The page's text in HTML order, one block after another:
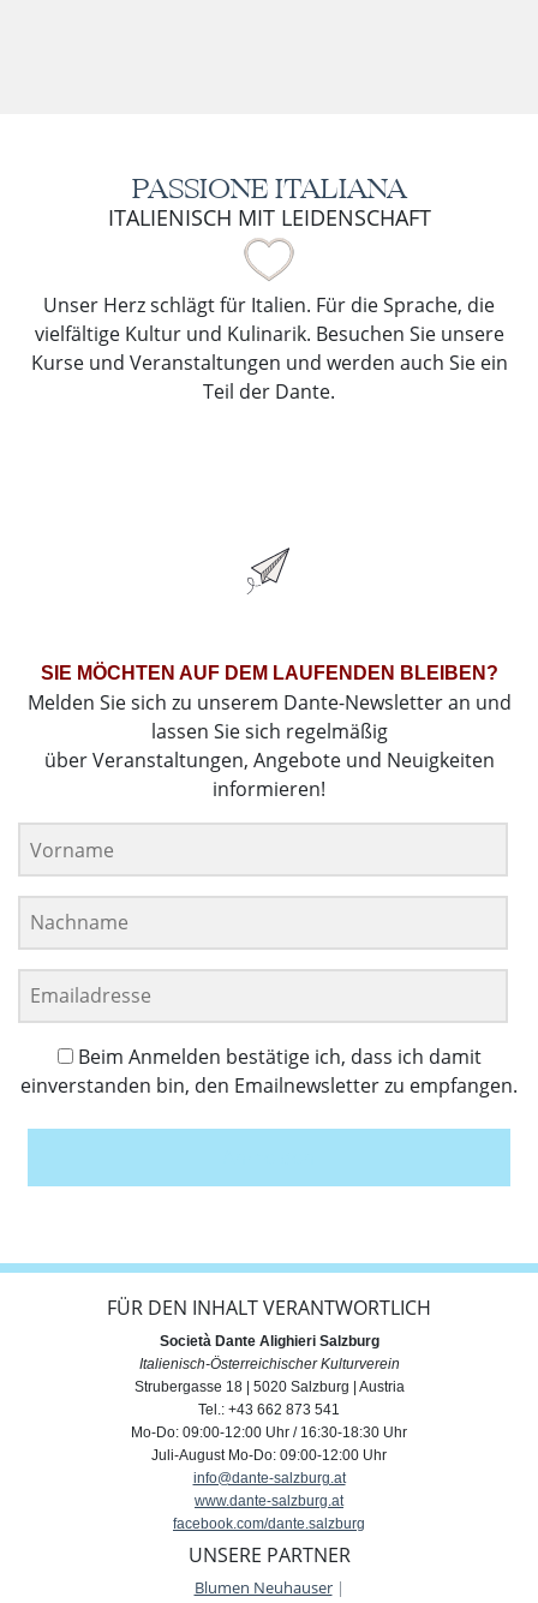
PASSIONE ITALIANA
ITALIENISCH MIT LEIDENSCHAFT
Unser Herz schlägt für Italien. Für die Sprache, die
vielfältige Kultur und Kulinarik. Besuchen Sie unsere
Kurse und Veranstaltungen und werden auch Sie ein
Teil der Dante.
SIE MÖCHTEN AUF DEM LAUFENDEN BLEIBEN?
Melden Sie sich zu unserem Dante-Newsletter an und
lassen Sie sich regelmäßig
über Veranstaltungen, Angebote und Neuigkeiten
informieren!
Beim Anmelden bestätige ich, dass ich damit
einverstanden bin, den Emailnewsletter zu empfangen.
FÜR DEN INHALT VERANTWORTLICH
Società Dante Alighieri Salzburg
Italienisch-Österreichischer Kulturverein
Strubergasse 18 | 5020 Salzburg | Austria
Tel.: +43 662 873 541
Mo-Do: 09:00-12:00 Uhr / 16:30-18:30 Uhr
Juli-August Mo-Do: 09:00-12:00 Uhr
info@dante-salzburg.at
www.dante-salzburg.at
facebook.com/dante.salzburg
UNSERE PARTNER
Blumen Neuhauser|